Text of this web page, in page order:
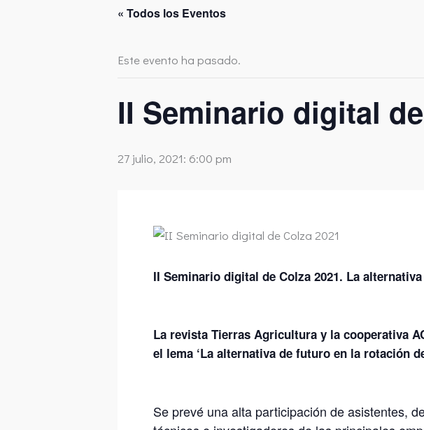
« Todos los Eventos
Este evento ha pasado.
II Seminario digital
27 julio, 2021: 6:00 pm
II Seminario digital de Colza 2021. La
La revista Tierras Agricultura y la cooperativa
el lema ‘La alternativa de futuro en la rotación
Se prevé una alta participación de asistentes,